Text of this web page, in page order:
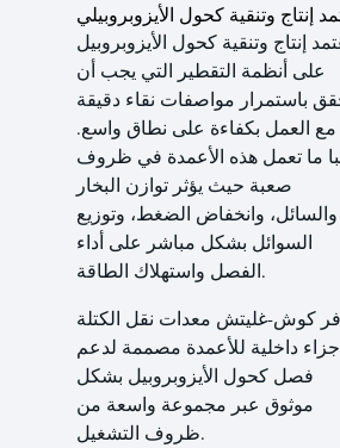
إنتاج وتنقية كحول الأيزوبروبيلي
إنتاج وتنقية كحول الأيزوبروبيل
على أنظمة التقطير التي يجب أن
باستمرار مواصفات نقاء دقيقة
مع العمل بكفاءة على نطاق واسع.
ما تعمل هذه الأعمدة في ظروف
صعبة حيث يؤثر توازن البخار
والسائل، وانخفاض الضغط، وتوزيع
السوائل بشكل مباشر على أداء
الفصل واستهلاك الطاقة.
كوش-غليتش معدات نقل الكتلة
داخلية للأعمدة مصممة لدعم
فصل كحول الأيزوبروبيل بشكل
موثوق عبر مجموعة واسعة من
ظروف التشغيل.